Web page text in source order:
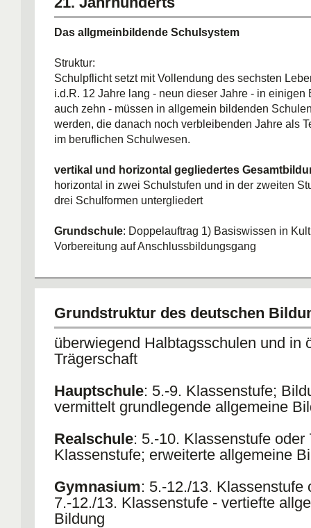
Das allgmeinbildende Schulsystem
Struktur:
Schulpflicht setzt mit Vollendung des sechsten
i.d.R. 12 Jahre lang - neun dieser Jahre - in einigen
auch zehn - müssen in allgemein bildenden
werden, die danach noch verbleibenden Jahre als
im beruflichen Schulwesen.
vertikal und horizontal gegliedertes
horizontal in zwei Schulstufen und in der zweiten
drei Schulformen untergliedert
Grundschule: Doppelauftrag 1) Basiswissen in
Vorbereitung auf Anschlussbildungsgang
Sonder- und Förderschulen:
Hören, geistige Entwicklung...
Sekundarstufe I: Klassenstufen 5 bis 10 und II:
bis 13 (je nach Bundesland fünf verschiedene
Trennung in "berufsbildendes" Schul- und
"allgemein bildendes"
Ergänzung durch Gesamtschule
Grundstruktur des deutschen
überwiegend Halbtagsschulen und in
Trägerschaft
Hauptschule: 5.-9. Klassenstufe;
vermittelt grundlegende allgemeine
Realschule: 5.-10. Klassenstufe oder
Klassenstufe; erweiterte allgemeine
Gymnasium: 5.-12./13. Klassenstufe
7.-12./13. Klassenstufe - vertiefte
Bildung